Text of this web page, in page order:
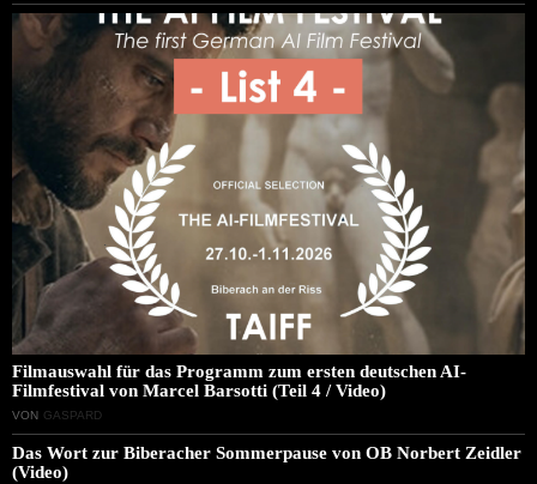
Filmauswahl für das Programm zum ersten deutschen AI-
Filmfestival von Marcel Barsotti (Teil 4 / Video)
VON GASPARD
Das Wort zur Biberacher Sommerpause von OB Norbert Zeidler
(Video)